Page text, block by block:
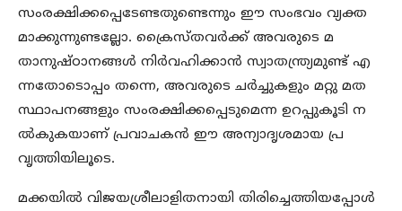
സംരക്ഷിക്കപ്പെടേണ്ടതുണ്ടെന്നും ഈ സംഭവം വ്യക്ത
മാക്കുന്നുണ്ടല്ലോ. ക്രൈസ്തവര്‍ക്ക് അവരുടെ മ
താനുഷ്ഠാനങ്ങള്‍ നിര്‍വഹിക്കാന്‍ സ്വാതന്ത്ര്യമുണ്ട് എ
ന്നതോടൊപ്പം തന്നെ, അവരുടെ ചര്‍ച്ചുകളും മറ്റു മത
സ്ഥാപനങ്ങളും സംരക്ഷിക്കപ്പെടുമെന്ന ഉറപ്പുകൂടി ന
ല്‍കുകയാണ് പ്രവാചകന്‍ ഈ അന്യാദൃശമായ പ്ര
വൃത്തിയിലൂടെ.
മക്കയില്‍ വിജയശ്രീലാളിതനായി തിരിച്ചെത്തിയപ്പോള്‍